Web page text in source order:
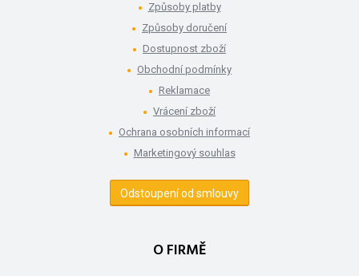
Způsoby platby
Způsoby doručení
Dostupnost zboží
Obchodní podmínky
Reklamace
Vrácení zboží
Ochrana osobních informací
Marketingový souhlas
Odstoupení od smlouvy
O FIRMĚ